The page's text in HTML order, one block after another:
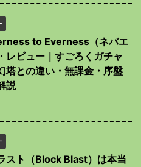
to Everness（ネバエ
レビュー｜すごろくガチャ
塔との違い・無課金・序盤
説
スト（Block Blast）は本当